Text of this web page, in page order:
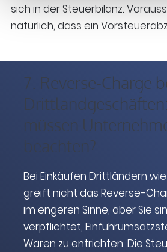
sich in der Steuerbilanz.
natürlich, dass ein
7. Reverse-Charge
müssen
beachten?
Bei Einkäufen Drittländern
greift nicht das Reverse-
im engeren Sinne, aber Sie
verpflichtet,
Waren zu entrichten. Die